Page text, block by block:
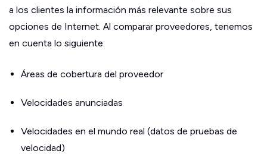
a los clientes la información más relevante sobre sus
opciones de Internet. Al comparar proveedores, tenemos
en cuenta lo siguiente:
Áreas de cobertura del proveedor
Velocidades anunciadas
Velocidades en el mundo real (datos de pruebas de
velocidad)